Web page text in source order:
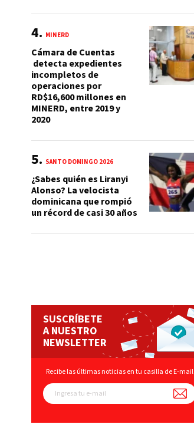
MINERD
Cámara de Cuentas
detecta expedientes
incompletos de
operaciones por
RD$16,600 millones en
MINERD, entre 2019 y
2020
SANTO DOMINGO 2026
¿Sabes quién es Liranyi
Alonso? La velocista
dominicana que rompió
un récord de casi 30 años
SUSCRÍBETE
A NUESTRO
NEWSLETTER
Recibe las últimas noticias en tu casilla de E-mail